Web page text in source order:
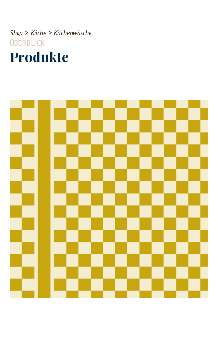
Contact
Shop > Küche > Küchenwäsche
ÜBERBLICK
Produkte